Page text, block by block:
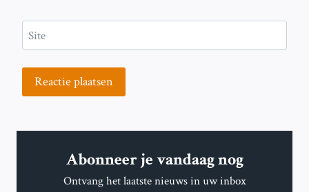
Site
Abonneer je vandaag nog
Ontvang het laatste nieuws in uw inbox